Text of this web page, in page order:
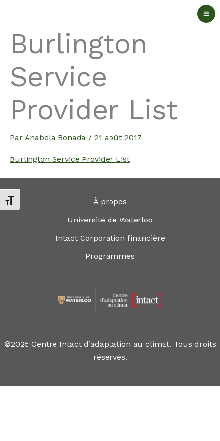
Changer la taille de la police
contenuBurlington
Service
Provider List
Par Anabela Bonada / 21 août 2017
Burlington Service Provider List
À propos
Université de Waterloo
Intact Corporation financière
Programmes
©2025 Centre Intact d’adaptation au climat. Tous droits
réservés.